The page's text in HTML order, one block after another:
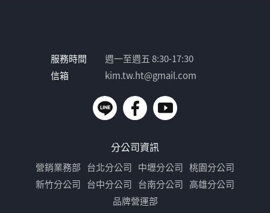
服務時間
週一至週五 8:30-17:30
信箱
kim.tw.ht@gmail.com
分公司資訊
營銷業務部 台北分公司 中壢分公司 桃園分公司
新竹分公司 台中分公司 台南分公司 高雄分公司
品牌營運部